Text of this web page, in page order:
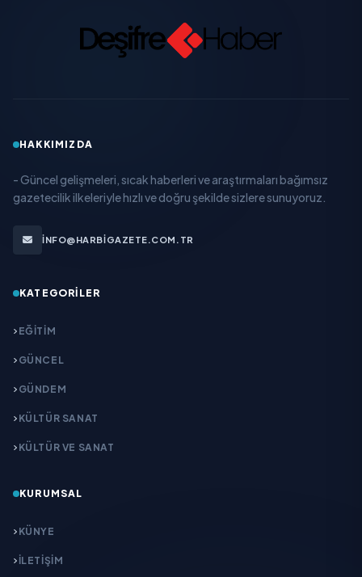
HAKKIMIZDA
- Güncel gelişmeleri, sıcak haberleri ve araştırmaları bağımsız
gazetecilik ilkeleriyle hızlı ve doğru şekilde sizlere sunuyoruz.
INFO@HARBIGAZETE.COM.TR
KATEGORILER
EĞITIM
GÜNCEL
GÜNDEM
KÜLTÜR SANAT
KÜLTÜR VE SANAT
KURUMSAL
KÜNYE
İLETIŞIM